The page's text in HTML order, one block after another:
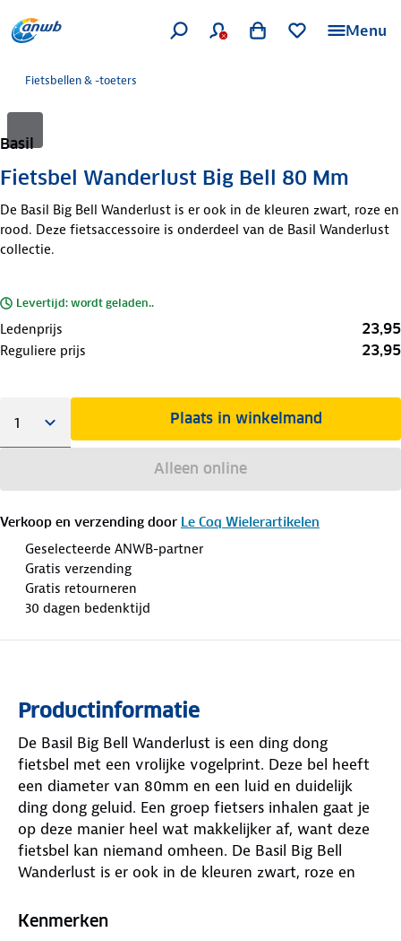
Menu
Fietsbellen & -toeters
Basil
Fietsbel Wanderlust Big Bell 80 Mm
De Basil Big Bell Wanderlust is er ook in de kleuren zwart, roze en
rood. Deze fietsaccessoire is onderdeel van de Basil Wanderlust
collectie.
Levertijd: wordt geladen..
Ledenprijs 23,95
Reguliere prijs 23,95
Plaats in winkelmand
Alleen online
Verkoop en verzending door Le Coq Wielerartikelen
Geselecteerde ANWB-partner
Gratis verzending
Gratis retourneren
30 dagen bedenktijd
Productinformatie
De Basil Big Bell Wanderlust is een ding dong
fietsbel met een vrolijke vogelprint. Deze bel heeft
een diameter van 80mm en een luid en duidelijk
ding dong geluid. Een groep fietsers inhalen gaat je
op deze manier heel wat makkelijker af, want deze
fietsbel kan niemand omheen. De Basil Big Bell
Wanderlust is er ook in de kleuren zwart, roze en
Wanderlust collectie. Zo zijn er fietsbellen, maar ook
Kenmerken